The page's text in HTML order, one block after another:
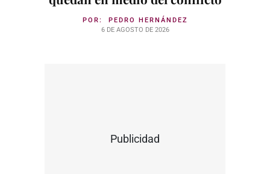
POR: PEDRO HERNÁNDEZ
6 DE AGOSTO DE 2026
Publicidad